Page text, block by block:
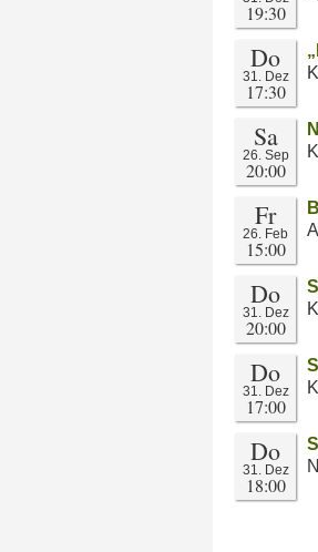
19:30
Do
31. Dez
17:30
Sa
26. Sep
20:00
Fr
26. Feb
15:00
Do
31. Dez
20:00
Do
31. Dez
17:00
Do
31. Dez
18:00